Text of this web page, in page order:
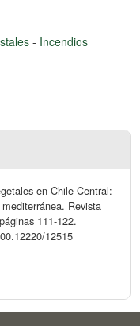
- Incendios
en Chile Central:
Revista
111-122.
12515